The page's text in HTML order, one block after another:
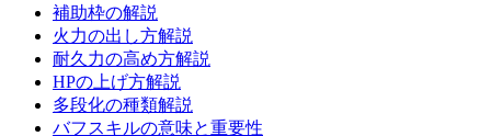
補助枠の解説
火力の出し方解説
耐久力の高め方解説
HPの上げ方解説
多段化の種類解説
バフスキルの意味と重要性